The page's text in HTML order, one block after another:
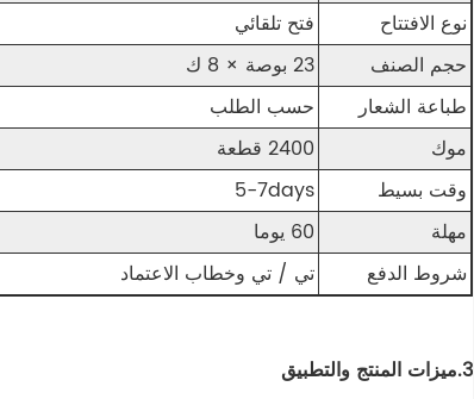
نوع الافتتاح
فتح تلقائي
حجم الصنف
23 بوصة × 8 ك
طباعة الشعار
حسب الطلب
موك
2400 قطعة
وقت بسيط
5-7days
مهلة
60 يوما
شروط الدفع
تي / تي وخطاب الاعتماد
3.ميزات المنتج والتطبيق